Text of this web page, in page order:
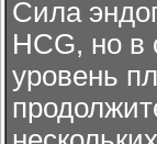
Сила
HCG, но в
уровень